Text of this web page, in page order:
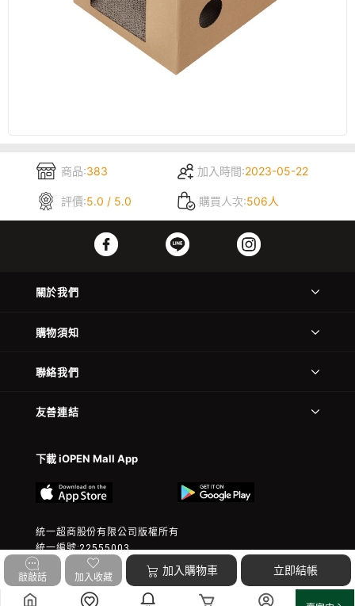
敲敲話 加入收藏
加入購物車 立即結帳
商品:383 加入時間:2023-05-22
評價:5.0 / 5.0 購買人次:506人
關於我們
購物須知
聯絡我們
友善連結
下載 iOPEN Mall App
統一超商股份有限公司版權所有
統一編號:22555003
© 2023 President Chain Store Corp. All rights reserved.